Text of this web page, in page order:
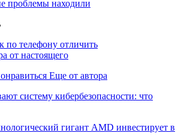
проблемы находили
телефону отличить
от настоящего
Еще от автора
систему кибербезопасности: что
гигант AMD инвестирует в